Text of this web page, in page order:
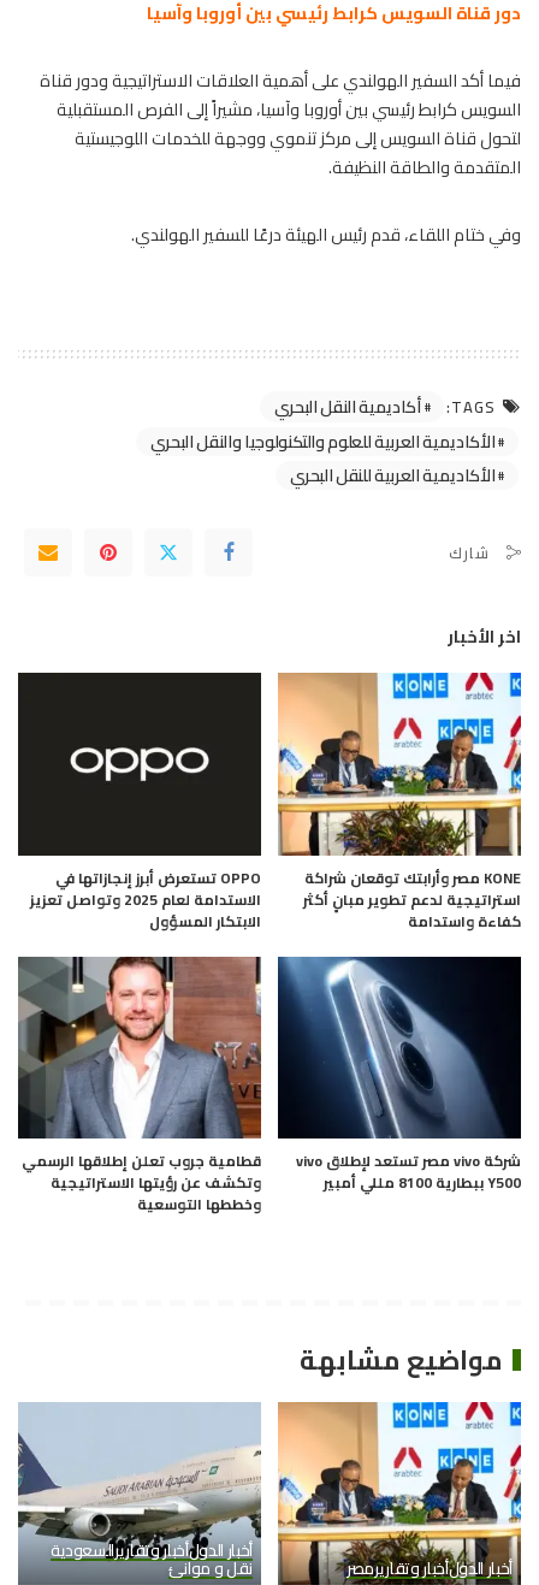
دور قناة السويس كرابط رئيسي بين أوروبا وآسيا
فيما أكد السفير الهولندي على أهمية العلاقات الاستراتيجية ودور قناة
السويس كرابط رئيسي بين أوروبا وآسيا، مشيراً إلى الفرص المستقبلية
لتحول قناة السويس إلى مركز تنموي ووجهة للخدمات اللوجيستية
المتقدمة والطاقة النظيفة.
وفي ختام اللقاء، قدم رئيس الهيئة درعًا للسفير الهولندي.
TAGS:
أكاديمية النقل البحري
الأكاديمية العربية للعلوم والتكنولوجيا والنقل البحري
الأكاديمية العربية للنقل البحري
شارك
اخر الأخبار
KONE مصر وأرابتك توقعان شراكة
استراتيجية لدعم تطوير مبانٍ أكثر
كفاءة واستدامة
OPPO تستعرض أبرز إنجازاتها في
الاستدامة لعام 2025 وتواصل تعزيز
الابتكار المسؤول
شركة vivo مصر تستعد لإطلاق vivo
Y500 ببطارية 8100 مللي أمبير
قطامية جروب تعلن إطلاقها الرسمي
وتكشف عن رؤيتها الاستراتيجية
وخططها التوسعية
مواضيع مشابهة
أخبار الدولأخبار وتقاريرمصر
أخبار الدولأخبار وتقاريرالسعودية
نقل و موانئ